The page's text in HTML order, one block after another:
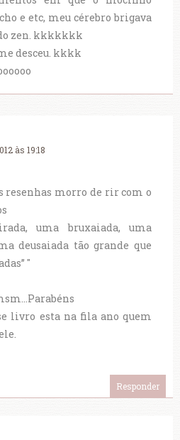
e etc, meu cérebro brigava
zen. kkkkkkk
desceu. kkkk
às 19:18
resenhas morro de rir com o
uma bruxaiada, uma
deusaiada tão grande que
"
livro esta na fila ano quem
Responder